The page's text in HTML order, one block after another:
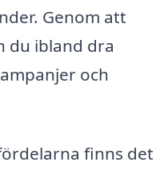
Genom att
du ibland dra
och
finns det